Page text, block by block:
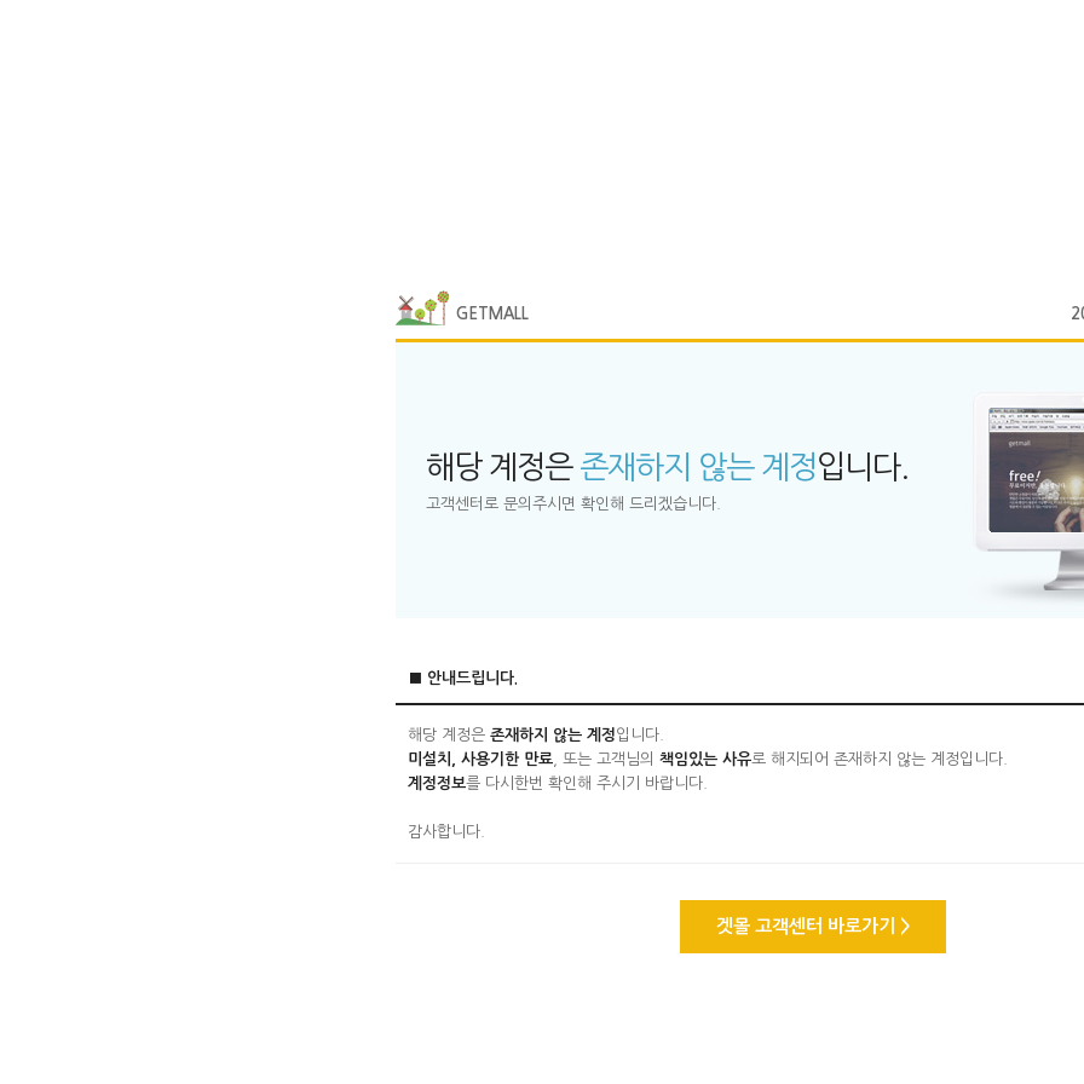
GETMALL
해당 계정은 존재하지 않는 계정입니다.
고객센터로 문의주시면 확인해 드리겠습니다.
■ 안내드립니다.
해당 계정은 존재하지 않는 계정입니다.
미설치, 사용기한 만료 , 또는 고객님의 책임있는 사유로 해지되어 존재하지 않는 계정입니다.
계정정보를 다시한번 확인해 주시기 바랍니다.
감사합니다.
겟몰 고객센터 바로가기 >